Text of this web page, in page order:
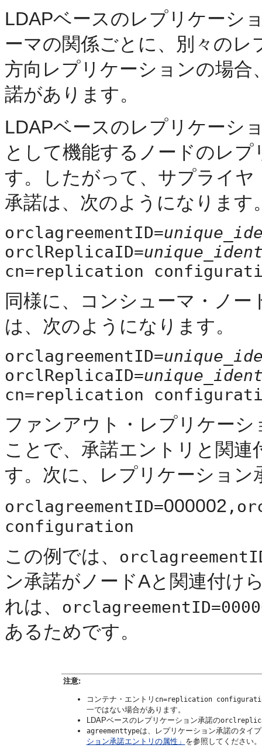
LDAPベースのレプリケーシ
ーマの関係ごとに、別々の
方向レプリケーションの場
諾があります。
LDAPベースのレプリケーシ
として機能するノードのレ
す。したがって、サプライ
承諾は、次のようになります
orclagreementID=
orclReplicaID=
cn=replication
同様に、コンシューマ・ノ
は、次のようになります。
orclagreementID=
orclReplicaID=
cn=replication
ファンアウト・レプリケー
ことで、承諾エントリと関
す。次に、レプリケーショ
orclagreementID=000002
configuration
この例では、
ン承諾がノードAと関連付け
れは、
あるためです。
注意:
コンテナ・エントリ cn=replication
一ではない場合があります。
LDAPベースのレプリケーション承諾の
agreementtypeは、レプリケーション承諾のタイ
ション承諾エントリの属性」 を参照してください。